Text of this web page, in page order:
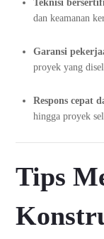
Teknisi
dan keamanan
Garansi
proyek yang
Respons cepat
hingga proyek
Tips